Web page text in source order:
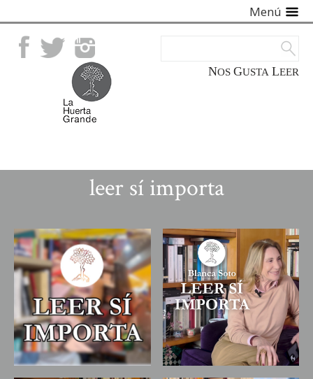
Facebook TwitterInstagram
NOS GUSTA LEER
Menú
leer sí importa